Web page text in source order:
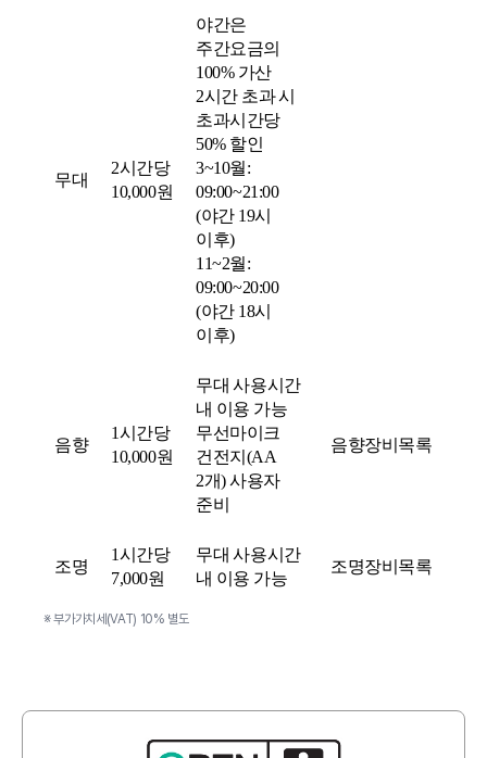
무대
2시간당
10,000원
야간은
주간요금의
100% 가산
2시간 초과 시
초과시간당
50% 할인
3~10월:
09:00~21:00
(야간 19시
이후)
11~2월:
09:00~20:00
(야간 18시
이후)
음향
1시간당
10,000원
무대 사용시간
내 이용 가능
무선마이크
건전지(AA
2개) 사용자
준비
음향장비목록
조명
1시간당
7,000원
무대 사용시간
내 이용 가능
조명장비목록
※ 부가가치세(VAT) 10% 별도